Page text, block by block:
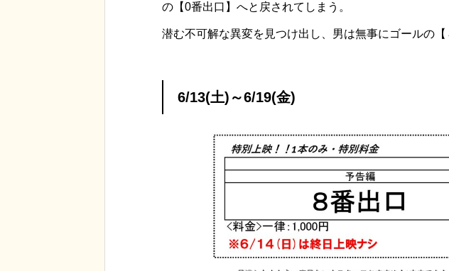
の【0番出口】へと戻されてしまう。
潜む不可解な異変を見つけ出し、男は無事にゴールの
6/13(土)～6/19(金)